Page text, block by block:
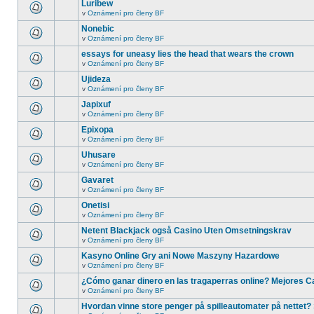
Luribew
v Oznámení pro členy BF
Nonebic
v Oznámení pro členy BF
essays for uneasy lies the head that wears the crown
v Oznámení pro členy BF
Ujideza
v Oznámení pro členy BF
Japixuf
v Oznámení pro členy BF
Epixopa
v Oznámení pro členy BF
Uhusare
v Oznámení pro členy BF
Gavaret
v Oznámení pro členy BF
Onetisi
v Oznámení pro členy BF
Netent Blackjack også Casino Uten Omsetningskrav
v Oznámení pro členy BF
Kasyno Online Gry ani Nowe Maszyny Hazardowe
v Oznámení pro členy BF
¿Cómo ganar dinero en las tragaperras online? Mejores
v Oznámení pro členy BF
Hvordan vinne store penger på spilleautomater på nettet?